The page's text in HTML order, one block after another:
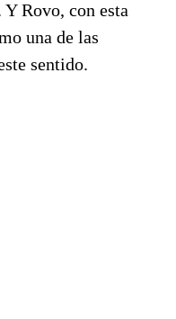
Y Rovo, con esta
una de las
sentido.